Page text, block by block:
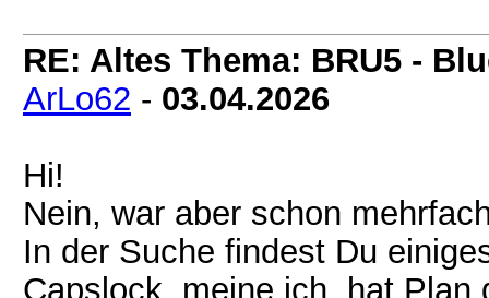
RE: Altes Thema: BRU5 -
ArLo62 - 03.04.2026
Hi!
Nein, war aber schon
In der Suche findest Du
Capslock, meine ich, hat Plan